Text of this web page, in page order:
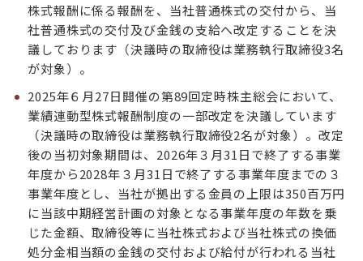
株式報酬に係る報酬を、当社普通株式の交付から、当
社普通株式の交付及び金銭の支給へ改定することを決
議しております（決議時の取締役は業務執行取締役3名
が対象）。
2025年６月27日開催の第89回定時株主総会において、
業績連動型株式報酬制度の一部改定を決議しています
（決議時の取締役は業務執行取締役2名が対象）。改定
後の当初対象期間は、2026年３月31日で終了する事業
年度から2028年３月31日で終了する事業年度までの３
事業年度とし、当社が拠出する金員の上限は350百万円
に当該中期経営計画の対象となる事業年度の年数を乗
じた金額、取締役等に当社株式および当社株式の換価
処分金相当額の金銭の交付および給付が行われる当社